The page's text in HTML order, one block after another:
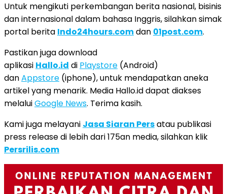
Untuk mengikuti perkembangan berita nasional, bisinis
dan internasional dalam bahasa Inggris, silahkan simak
portal berita Indo24hours.comdan 01post.com.
Pastikan juga download
aplikasi Hallo.id di Playstore (Android)
danAppstore (iphone), untuk mendapatkan aneka
artikel yang menarik. Media Hallo.id dapat diakses
melaluiGoogle News. Terima kasih.
Kami juga melayani Jasa Siaran Persatau publikasi
press release di lebih dari 175an media, silahkan klik
Persrilis.com